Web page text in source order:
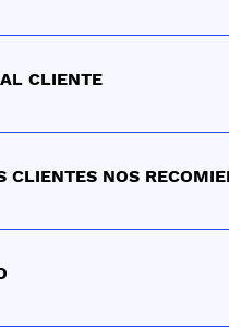
CLIENTE
CLIENTES NOS